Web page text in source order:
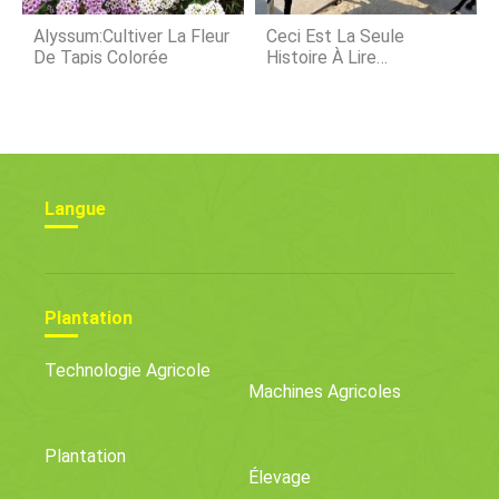
Alyssum:Cultiver La Fleur
De Tapis Colorée
Ceci Est La Seule
Histoire À Lire
Langue
Plantation
Technologie Agricole
Machines Agricoles
Plantation
Élevage